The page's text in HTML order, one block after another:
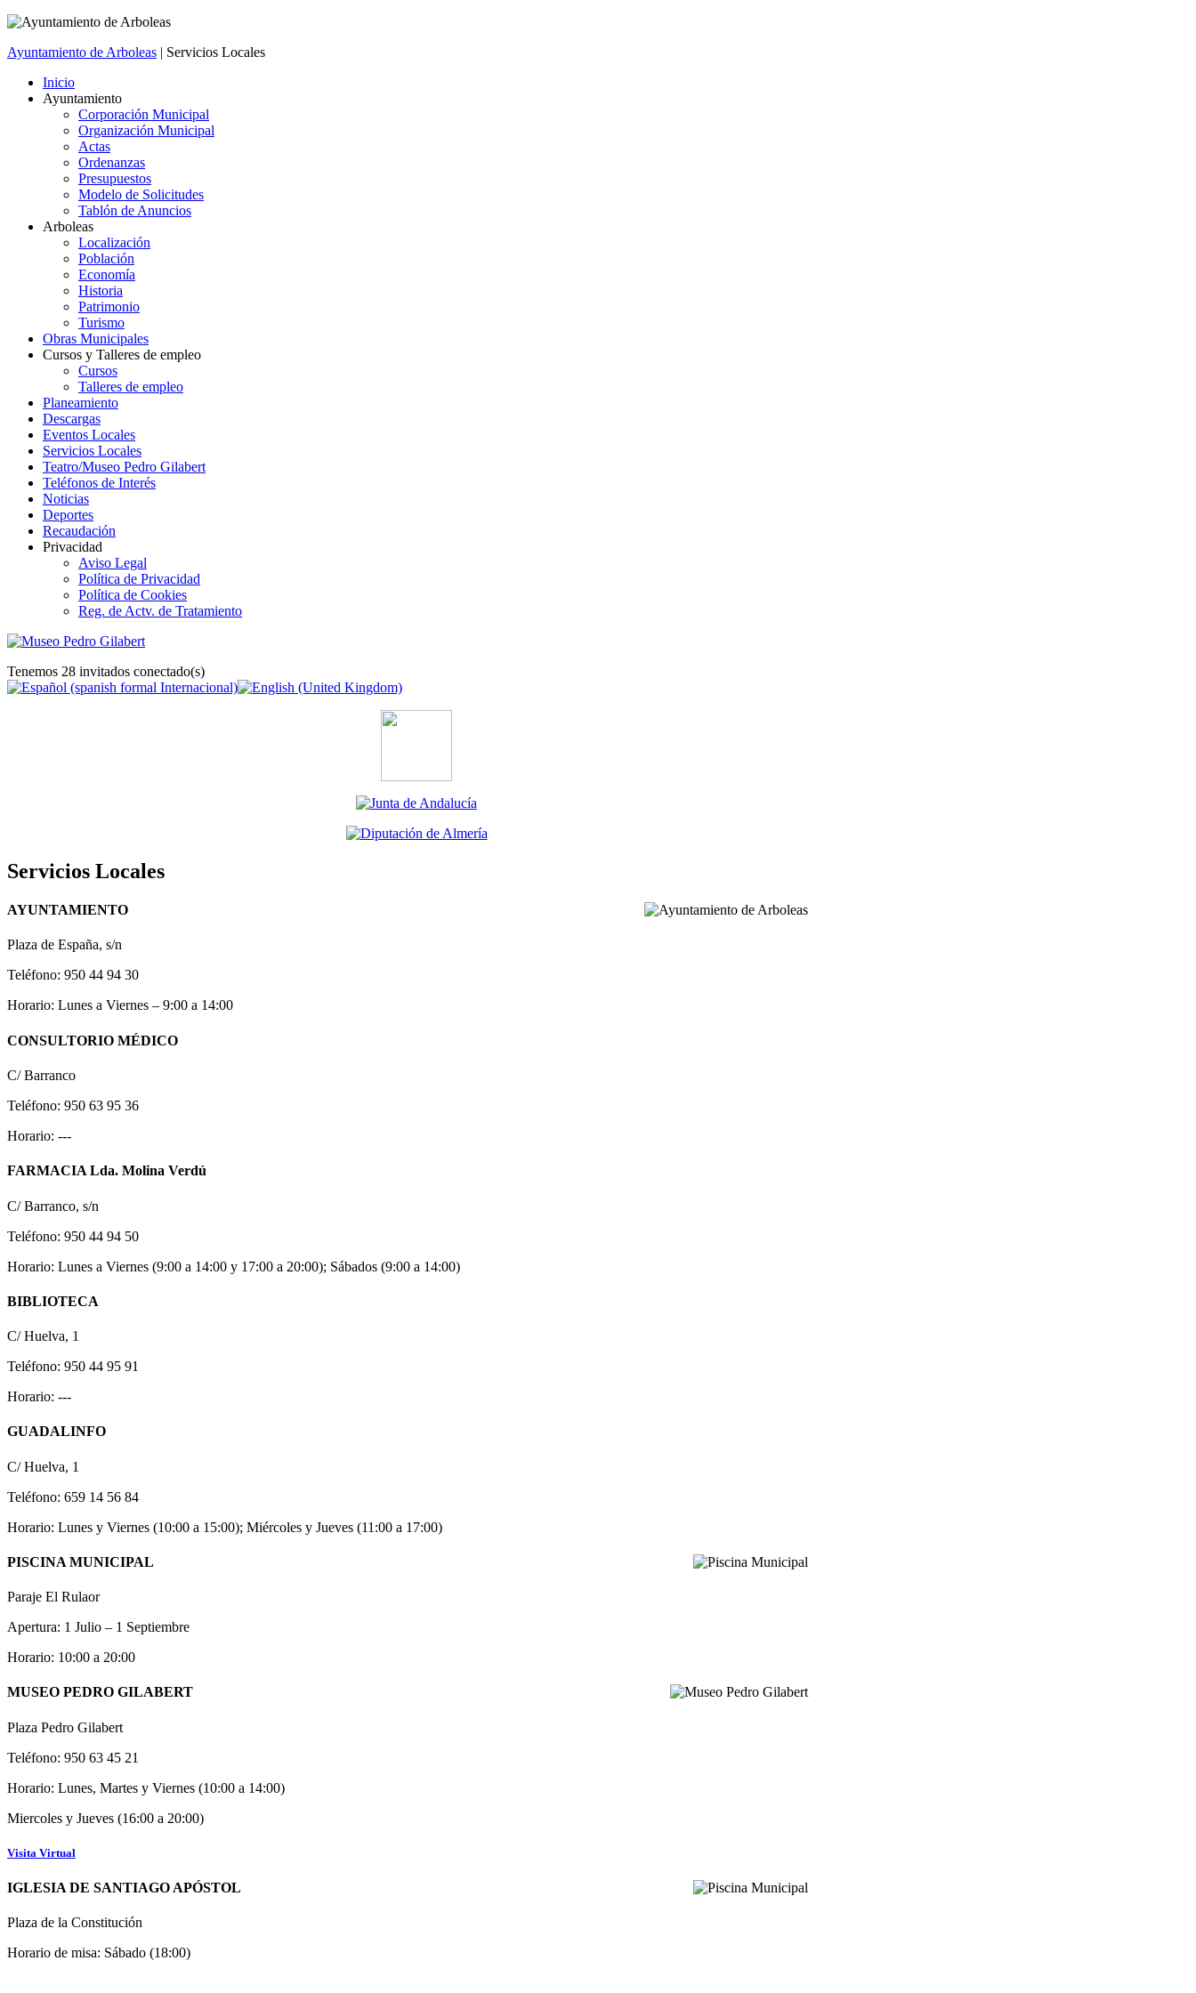
Ayuntamiento de Arboleas | Servicios Locales
Inicio
Ayuntamiento
Corporación Municipal
Organización Municipal
Actas
Ordenanzas
Presupuestos
Modelo de Solicitudes
Tablón de Anuncios
Arboleas
Localización
Población
Economía
Historia
Patrimonio
Turismo
Obras Municipales
Cursos y Talleres de empleo
Cursos
Talleres de empleo
Planeamiento
Descargas
Eventos Locales
Servicios Locales
Teatro/Museo Pedro Gilabert
Teléfonos de Interés
Noticias
Deportes
Recaudación
Privacidad
Aviso Legal
Política de Privacidad
Política de Cookies
Reg. de Actv. de Tratamiento
Tenemos 28 invitados conectado(s)
Servicios Locales
AYUNTAMIENTO
Plaza de España, s/n
Teléfono: 950 44 94 30
Horario: Lunes a Viernes – 9:00 a 14:00
CONSULTORIO MÉDICO
C/ Barranco
Teléfono: 950 63 95 36
Horario: ---
FARMACIA Lda. Molina Verdú
C/ Barranco, s/n
Teléfono: 950 44 94 50
Horario: Lunes a Viernes (9:00 a 14:00 y 17:00 a 20:00); Sábados (9:00 a 14:00)
BIBLIOTECA
C/ Huelva, 1
Teléfono: 950 44 95 91
Horario: ---
GUADALINFO
C/ Huelva, 1
Teléfono: 659 14 56 84
Horario: Lunes y Viernes (10:00 a 15:00); Miércoles y Jueves (11:00 a 17:00)
PISCINA MUNICIPAL
Paraje El Rulaor
Apertura: 1 Julio – 1 Septiembre
Horario: 10:00 a 20:00
MUSEO PEDRO GILABERT
Plaza Pedro Gilabert
Teléfono: 950 63 45 21
Horario: Lunes, Martes y Viernes (10:00 a 14:00)
Miercoles y Jueves (16:00 a 20:00)
Visita Virtual
IGLESIA DE SANTIAGO APÓSTOL
Plaza de la Constitución
Horario de misa: Sábado (18:00)